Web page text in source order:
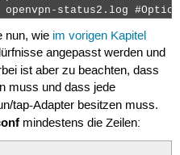
openvpn-status2.log
nun, wie im vorigen Kapitel
angepasst werden und
ist aber zu beachten, dass
muss und dass jede
tap-Adapter besitzen muss.
mindestens die Zeilen: